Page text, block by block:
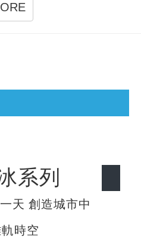
系列
天 創造城市中
時空